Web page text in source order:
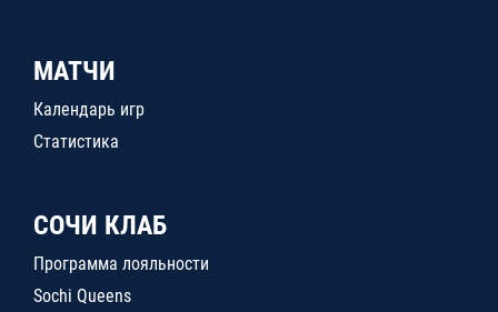
МАТЧИ
Календарь игр
Статистика
СОЧИ КЛАБ
Программа лояльности
Sochi Queens